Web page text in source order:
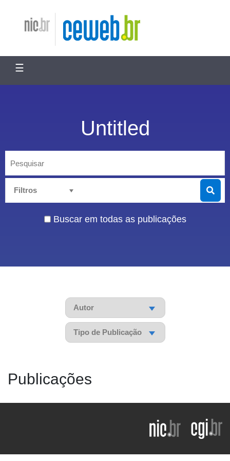
conteúdo
Nic.br Ceweb.br
☰
Untitled
Buscar em todas as publicações
Pesquisar Pesquisar
Pesquisar
Publicações